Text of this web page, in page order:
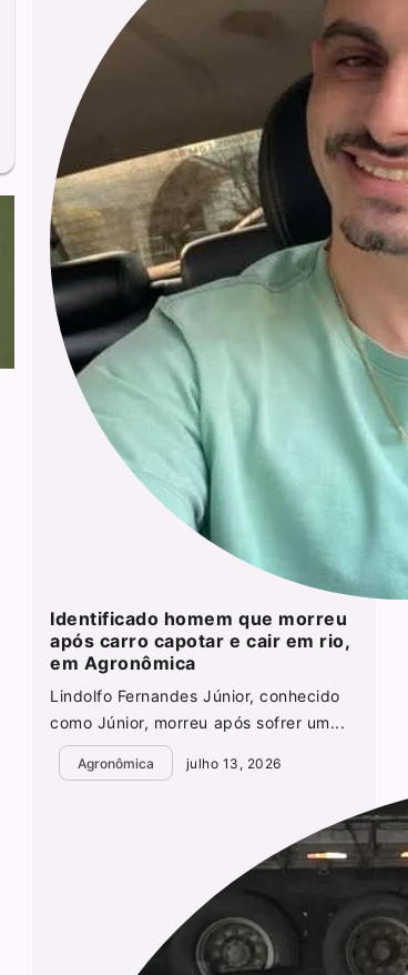
Identificado homem que morreu
após carro capotar e cair em rio,
em Agronômica
Lindolfo Fernandes Júnior, conhecido
como Júnior, morreu após sofrer um...
Agronômica julho 13, 2026